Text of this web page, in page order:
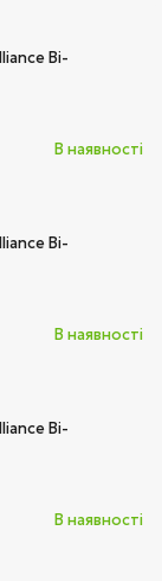
Bi-
В наявності
Bi-
В наявності
Bi-
В наявності